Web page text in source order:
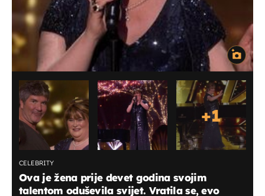
+1
CELEBRITY
Ova je žena prije devet godina svojim
talentom oduševila svijet. Vratila se, evo